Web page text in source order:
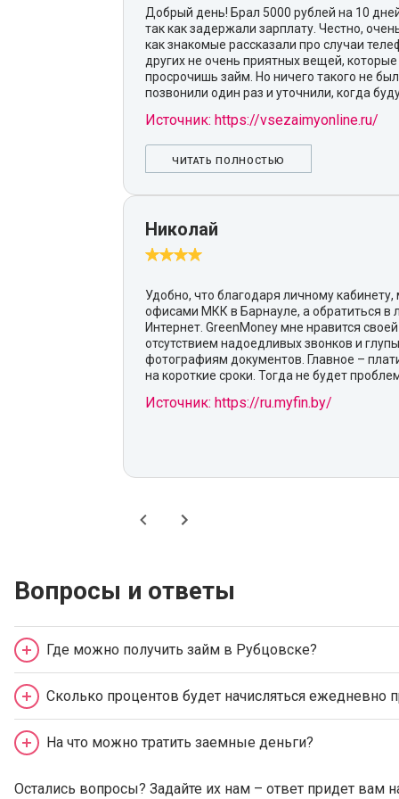
Добрый день! Брал 5000 рублей на 10
так как задержали зарплату. Честно,
как знакомые рассказали про случаи
других не очень приятных вещей, которые
просрочишь займ. Но ничего такого не
позвонили один раз и уточнили, когда
Источник: https://vsezaimyonline.ru/
ЧИТАТЬ ПОЛНОСТЬЮ
Николай
Удобно, что благодаря личному
офисами МКК в Барнауле, а обратиться в
Интернет. GreenMoney мне нравится
отсутствием надоедливых звонков и
фотографиям документов. Главное –
на короткие сроки. Тогда не будет
Источник: https://ru.myfin.by/
Вопросы и ответы
Где можно получить займ в Рубцовске?
Сколько процентов будет начисляться ежедневно
На что можно тратить заемные деньги?
Остались вопросы? Задайте их нам – ответ придет вам